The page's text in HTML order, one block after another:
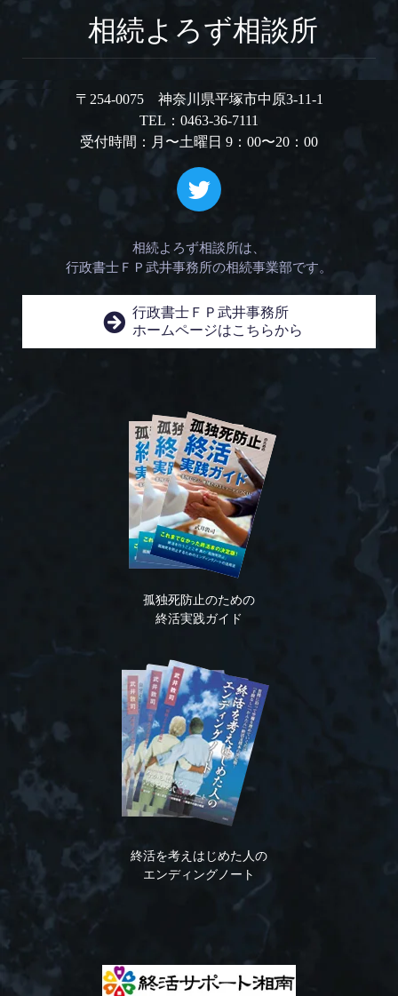
相続よろず相談所
〒254-0075 神奈川県平塚市中原3-11-1
TEL：0463-36-7111
受付時間：月〜土曜日 9：00〜20：00
相続よろず相談所は、
行政書士ＦＰ武井事務所の相続事業部です。
行政書士ＦＰ武井事務所
ホームページはこちらから
孤独死防止のための
終活実践ガイド
終活を考えはじめた人の
エンディングノート